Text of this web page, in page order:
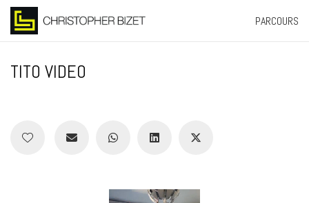
PARCOURS
TITO VIDEO